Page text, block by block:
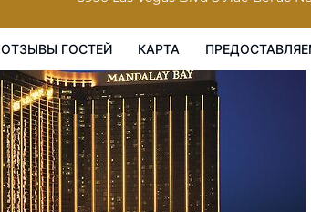
ОТЗЫВЫ ГОСТЕЙ КАРТА